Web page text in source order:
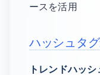
ースを活用
ハッシュタ
トレンドハッ